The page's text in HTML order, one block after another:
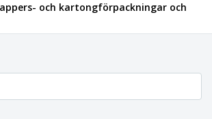
och kartongförpackningar och